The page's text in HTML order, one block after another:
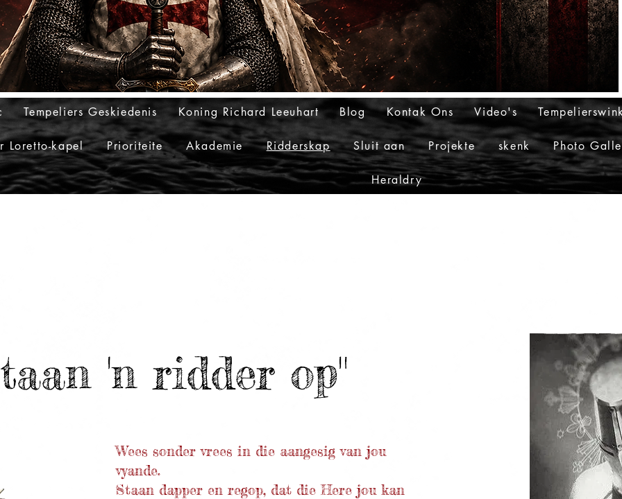
Tempeliers Geskiedenis Koning Richard Leeuhart Blog Kontak Ons Video's
Loretto-kapel Prioriteite Akademie Ridderskap Sluit aan Projekte skenk Photo
Heraldry
'n ridder op"
Wees sonder vrees in die aangesig van jou
vyande.
Staan dapper en regop, dat die Here jou kan